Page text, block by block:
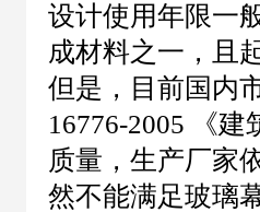
设计使用年限一
成材料之一，且
但是，目前国内
16776-2005
《
质量，生产厂家
然不能满足玻璃